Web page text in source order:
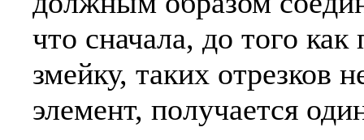
что сначала, до того
змейку, таких отрезков
элемент, получается